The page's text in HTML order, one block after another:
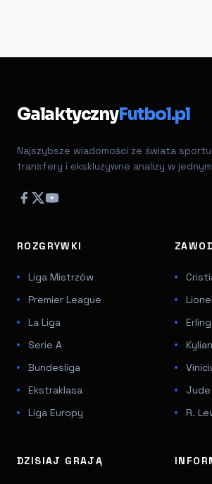
GalaktycznyFutbol.pl
Najszybsze wiadomości ze świata
transfery i ekskluzywne analizy w
ROZGRYWKI
Liga Mistrzów
Premier League
La Liga
Serie A
Bundesliga
Ekstraklasa
Liga Europy
Jude
R.
DZISIAJ GRAJĄ